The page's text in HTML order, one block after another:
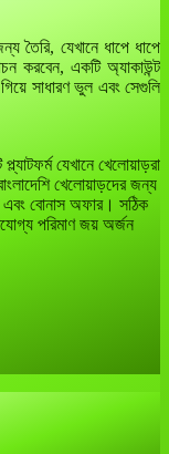
তৈরি, যেখানে ধাপে ধাপে
করবেন, একটি অ্যাকাউন্ট
সাধারণ ভুল এবং সেগুলি
যেখানে খেলোয়াড়রা
খেলোয়াড়দের জন্য
এবং বোনাস অফার। সঠিক
পরিমাণ জয় অর্জন